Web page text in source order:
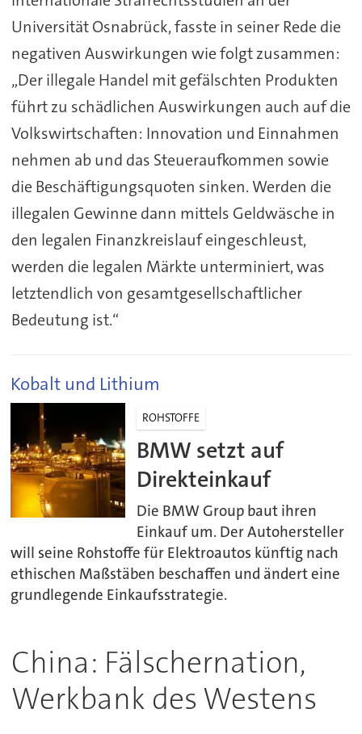
Universität Osnabrück, fasste in seiner Rede die
negativen Auswirkungen wie folgt zusammen:
„Der illegale Handel mit gefälschten Produkten
führt zu schädlichen Auswirkungen auch auf die
Volkswirtschaften: Innovation und Einnahmen
nehmen ab und das Steueraufkommen sowie
die Beschäftigungsquoten sinken. Werden die
illegalen Gewinne dann mittels Geldwäsche in
den legalen Finanzkreislauf eingeschleust,
werden die legalen Märkte unterminiert, was
letztendlich von gesamtgesellschaftlicher
Bedeutung ist.“
Kobalt und Lithium
ROHSTOFFE
BMW setzt auf
Direkteinkauf
Die BMW Group baut ihren
Einkauf um. Der Autohersteller
will seine Rohstoffe für Elektroautos künftig nach
ethischen Maßstäben beschaffen und ändert eine
grundlegende Einkaufsstrategie.
China: Fälschernation,
Werkbank des Westens